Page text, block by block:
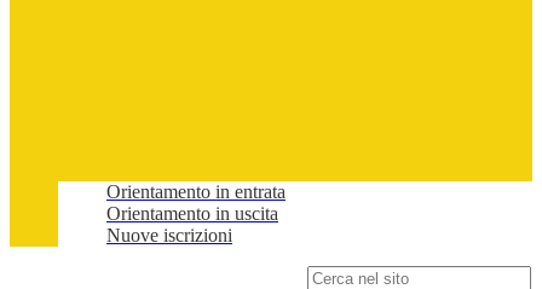
Orientamento in entrata
Orientamento in uscita
Nuove iscrizioni